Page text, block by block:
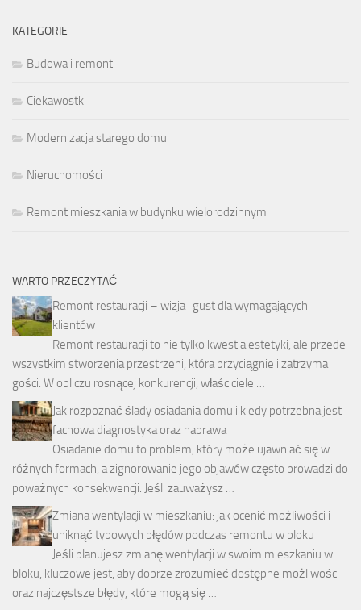
KATEGORIE
Budowa i remont
Ciekawostki
Modernizacja starego domu
Nieruchomości
Remont mieszkania w budynku wielorodzinnym
WARTO PRZECZYTAĆ
Remont restauracji – wizja i gust dla wymagających
klientów
Remont restauracji to nie tylko kwestia estetyki, ale przede
wszystkim stworzenia przestrzeni, która przyciągnie i zatrzyma
gości. W obliczu rosnącej konkurencji, właściciele …
Jak rozpoznać ślady osiadania domu i kiedy potrzebna jest
fachowa diagnostyka oraz naprawa
Osiadanie domu to problem, który może ujawniać się w
różnych formach, a zignorowanie jego objawów często prowadzi do
poważnych konsekwencji. Jeśli zauważysz …
Zmiana wentylacji w mieszkaniu: jak ocenić możliwości i
uniknąć typowych błędów podczas remontu w bloku
Jeśli planujesz zmianę wentylacji w swoim mieszkaniu w
bloku, kluczowe jest, aby dobrze zrozumieć dostępne możliwości
oraz najczęstsze błędy, które mogą się …